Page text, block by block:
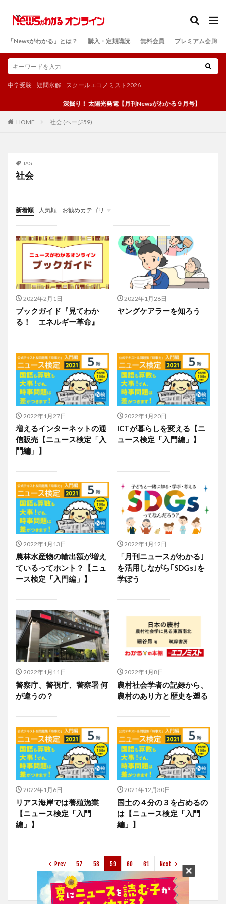
「Newsがわかる」とは？ 購入・定期購読 無料会員 プレミアム会員
中学受験 疑問氷解 スクールエコノミスト2026
深掘り！ 太陽光発電【月刊Newsがわかる９月号】
HOME 社会 (ページ59)
TAG
社会
新着順 人気順
お勧めカテゴリ
投稿
学び
マンガ
電子書籍
2022年2月1日
ブックガイド『見てわか
る！ エネルギー革命』
2022年1月28日
ヤングケアラーを知ろう
2022年1月27日
増えるインターネットの通
信販売【ニュース検定「入
門編」】
2022年1月20日
ICTが暮らしを変える【ニ
ュース検定「入門編」】
2022年1月13日
農林水産物の輸出額が増え
ているってホント？【ニュ
ース検定「入門編」】
2022年1月12日
「月刊ニュースがわかる｣
を活用しながら｢SDGs｣を
学ぼう
2022年1月11日
警察庁、警視庁、警察署 何
が違うの？
2022年1月8日
農村社会学者の記録から、
農村のあり方と歴史を遡る
2022年1月6日
リアス海岸では養殖漁業
【ニュース検定「入門
編」】
2021年12月30日
国土の４分の３を占めるの
は【ニュース検定「入門
編」】
Prev 57 58 59 60 61 Next
検索